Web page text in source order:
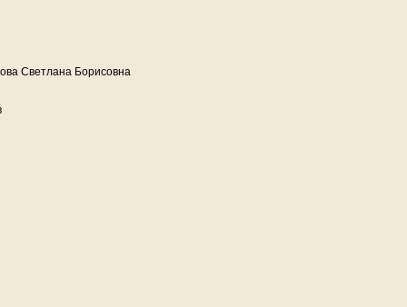
Светлана Борисовна